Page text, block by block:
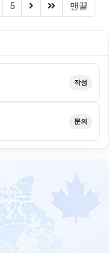
5 (next)(last)맨끝
작성
문의